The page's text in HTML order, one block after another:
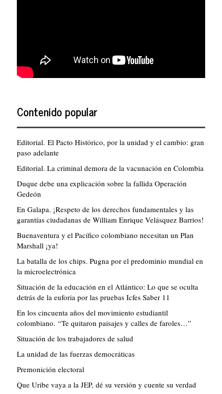
Contenido popular
Editorial. El Pacto Histórico, por la unidad y el cambio: gran
paso adelante
Editorial. La criminal demora de la vacunación en Colombia
Duque debe una explicación sobre la fallida Operación
Gedeón
En Galapa. ¡Respeto de los derechos fundamentales y las
garantías ciudadanas de William Enrique Velásquez Barrios!
Buenaventura y el Pacífico colombiano necesitan un Plan
Marshall ¡ya!
La batalla de los chips. Pugna por el predominio mundial en
la microelectrónica
Situación de la educación en el Atlántico: Lo que se oculta
detrás de la euforia por las pruebas Icfes Saber 11
En los cincuenta años del movimiento estudiantil
colombiano. “Te quitaron paisajes y calles de faroles…”
Situación de los trabajadores de salud
La unidad de las fuerzas democráticas
Premonición electoral
Que Uribe vaya a la JEP, dé su versión y cuente su verdad